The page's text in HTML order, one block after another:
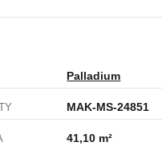
Palladium
MAK-MS-24851
41,10 m²